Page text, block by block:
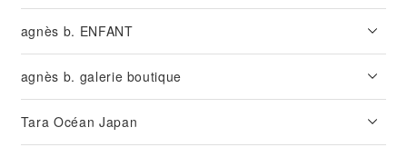
agnès b. ENFANT
agnès b. galerie boutique
Tara Océan Japan